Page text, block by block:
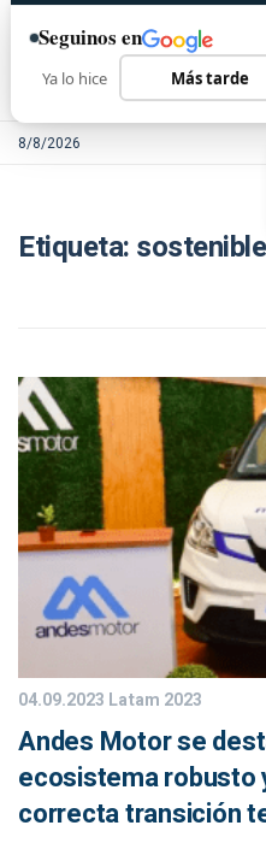
8/8/2026
Etiqueta: sostenible
04.09.2023 Latam 2023
Andes Motor se
ecosistema robusto
correcta transición
Seguinos en
Ya lo hice Más tarde